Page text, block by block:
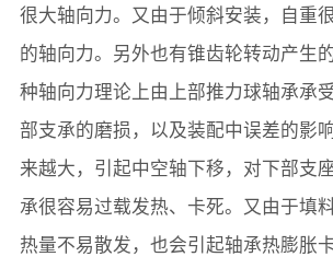
很大轴向力。又由于倾斜安装，自重
的轴向力。另外也有锥齿轮转动产生
种轴向力理论上由上部推力球轴承承
部支承的磨损，以及装配中误差的影
来越大，引起中空轴下移，对下部支
承很容易过载发热、卡死。又由于填
热量不易散发，也会引起轴承热膨胀卡